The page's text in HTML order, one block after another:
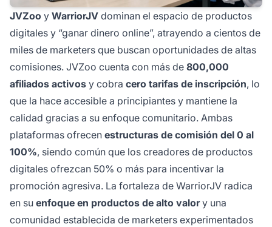
JVZoo y WarriorJV dominan el espacio de productos
digitales y “ganar dinero online”, atrayendo a cientos de
miles de marketers que buscan oportunidades de altas
comisiones. JVZoo cuenta con más de 800,000
afiliados activos y cobra cero tarifas de inscripción, lo
que la hace accesible a principiantes y mantiene la
calidad gracias a su enfoque comunitario. Ambas
plataformas ofrecen estructuras de comisión del 0 al
100%, siendo común que los creadores de productos
digitales ofrezcan 50% o más para incentivar la
promoción agresiva. La fortaleza de WarriorJV radica
en su enfoque en productos de alto valory una
comunidad establecida de marketers experimentados